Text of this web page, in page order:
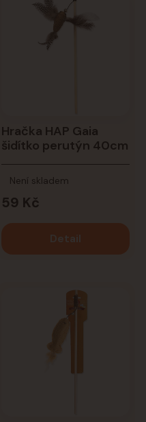
Hračka HAP Gaia
šidítko perutýn 40cm
59 Kč
Není skladem
Detail